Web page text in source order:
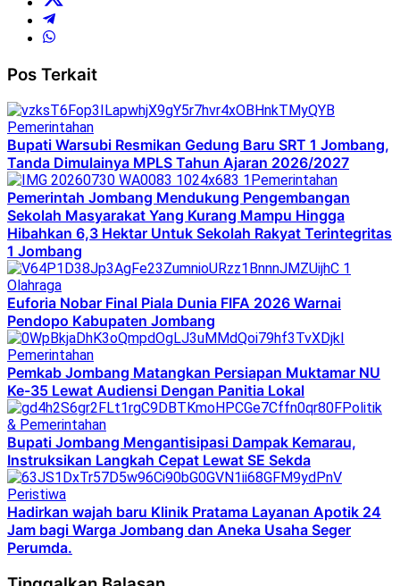
Pos Terkait
Pemerintahan
Bupati Warsubi Resmikan Gedung Baru SRT 1 Jombang,
Tanda Dimulainya MPLS Tahun Ajaran 2026/2027
Pemerintahan
Pemerintah Jombang Mendukung Pengembangan
Sekolah Masyarakat Yang Kurang Mampu Hingga
Hibahkan 6,3 Hektar Untuk Sekolah Rakyat Terintegritas
1 Jombang
Olahraga
Euforia Nobar Final Piala Dunia FIFA 2026 Warnai
Pendopo Kabupaten Jombang
Pemerintahan
Pemkab Jombang Matangkan Persiapan Muktamar NU
Ke-35 Lewat Audiensi Dengan Panitia Lokal
Politik
& Pemerintahan
Bupati Jombang Mengantisipasi Dampak Kemarau,
Instruksikan Langkah Cepat Lewat SE Sekda
Peristiwa
Hadirkan wajah baru Klinik Pratama Layanan Apotik 24
Jam bagi Warga Jombang dan Aneka Usaha Seger
Perumda.